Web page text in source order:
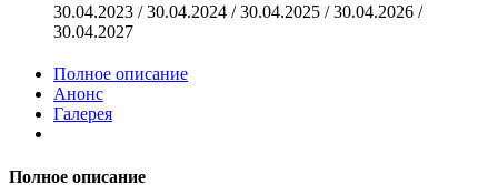
30.04.2023 / 30.04.2024 / 30.04.2025 / 30.04.2026 /
30.04.2027
Полное описание
Анонс
Галерея
Полное описание